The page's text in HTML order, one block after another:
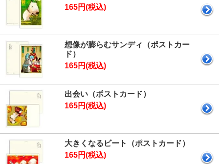
165円(税込)
想像が膨らむサンディ（ポストカー
ド）
165円(税込)
出会い（ポストカード）
165円(税込)
大きくなるビート（ポストカード）
165円(税込)